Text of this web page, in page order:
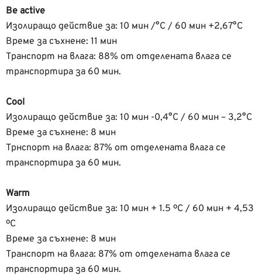
Be active
Изолиращо действие за: 10 мин /°С / 60 мин +2,67°С
Време за съхнене: 11 мин
Транспорт на влага: 88% от отделената влага се
транспортира за 60 мин.
Cool
Изолиращо действие за: 10 мин -0,4°С / 60 мин – 3,2°С
Време за съхнене: 8 мин
Трнспорт на влага: 87% от отделената влага се
транспортира за 60 мин.
Warm
Изолиращо действие за: 10 мин + 1.5 ºC / 60 мин + 4,53
ºC
Време за съхнене: 8 мин
Транспорт на влага: 87% от отделената влага се
транспортира за 60 мин.